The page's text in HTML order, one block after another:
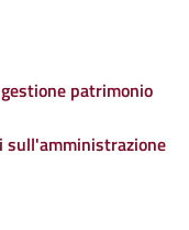
patrimonio
sull'amministrazione